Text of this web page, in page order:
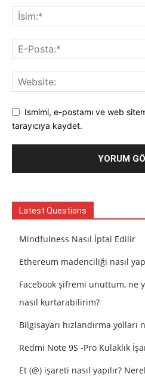
Ismimi, e-postamı ve web
tarayıcıya kaydet.
Latest Questions
Mindfulness Nasıl İptal Edilir
Ethereum madenciliği nasıl
Facebook şifremi unuttum, ne
nasıl kurtarabilirim?
Bilgisayarı hızlandırma yolları
Redmi Note 9S -Pro Kulaklık
Et (@) işareti nasıl yapılır?